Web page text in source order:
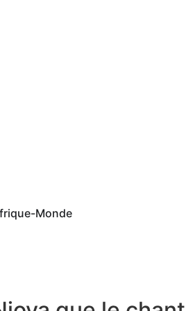
Monde